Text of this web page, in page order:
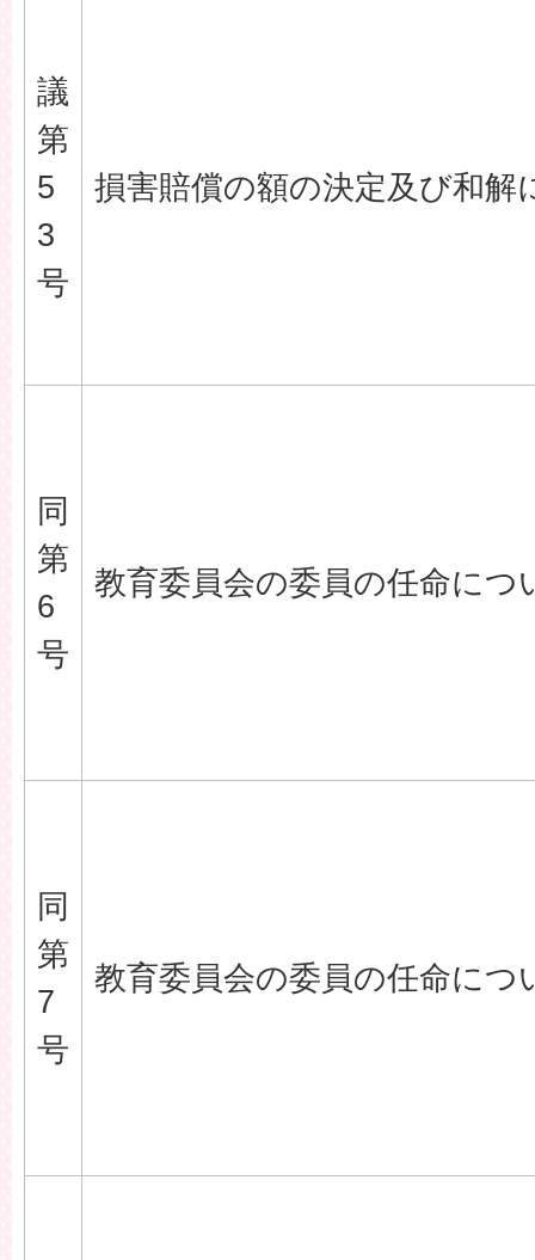
議
第
5
3
号
損害賠償の額の決定及び和解
同
第
6
号
教育委員会の委員の任命につ
同
第
7
号
教育委員会の委員の任命につ